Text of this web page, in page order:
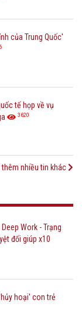
của Trung Quốc'
tế họp về vụ
3620
thêm nhiều tin khác
Work - Trạng
đối giúp x10
hoại' con trẻ